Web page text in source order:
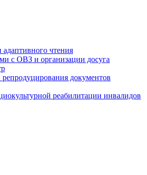
адаптивного чтения
с ОВЗ и организации досуга
документов
реабилитации инвалидов